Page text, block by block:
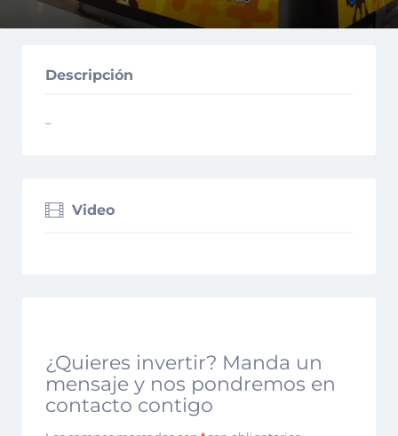
Descripción
–
Video
¿Quieres invertir? Manda un
mensaje y nos pondremos en
contacto contigo